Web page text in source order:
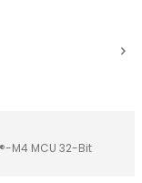
M4 MCU 32-Bit